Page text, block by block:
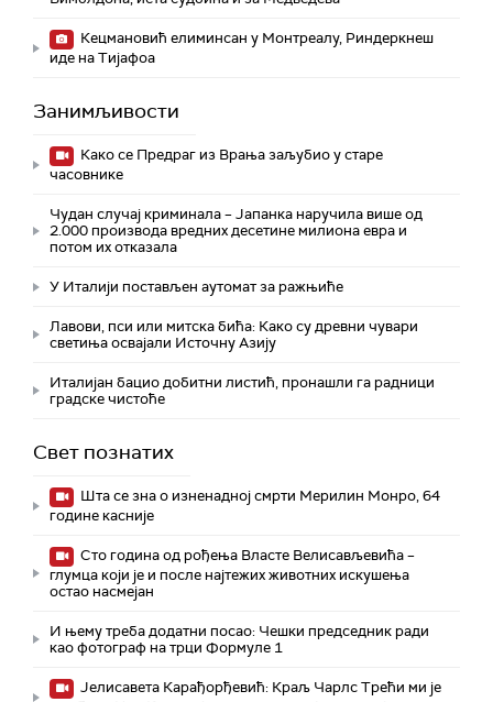
Кецмановић елиминсан у Монтреалу, Риндеркнеш
иде на Тијафоа
Занимљивости
Како се Предраг из Врања заљубио у старе
часовнике
Чудан случај криминала – Јапанка наручила више од
2.000 производа вредних десетине милиона евра и
потом их отказала
У Италији постављен аутомат за ражњиће
Лавови, пси или митска бића: Како су древни чувари
светиња освајали Источну Азију
Италијан бацио добитни листић, пронашли га радници
градске чистоће
Свет познатих
Шта се зна о изненадној смрти Мерилин Монро, 64
године касније
Сто година од рођења Власте Велисављевића –
глумца који је и после најтежих животних искушења
остао насмејан
И њему треба додатни посао: Чешки председник ради
као фотограф на трци Формуле 1
Јелисавета Карађорђевић: Краљ Чарлс Трећи ми је